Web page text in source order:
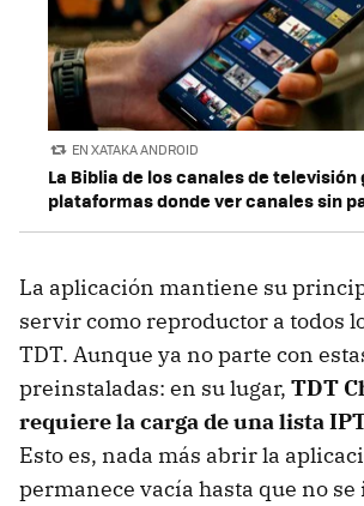
EN XATAKA ANDROID
La Biblia de los canales de televisión
plataformas donde ver canales sin
La aplicación mantiene su
servir como reproductor a todos
TDT. Aunque ya no parte con
preinstaladas: en su lugar, TDT
requiere la carga de una lista
Esto es, nada más abrir la
permanece vacía hasta que no